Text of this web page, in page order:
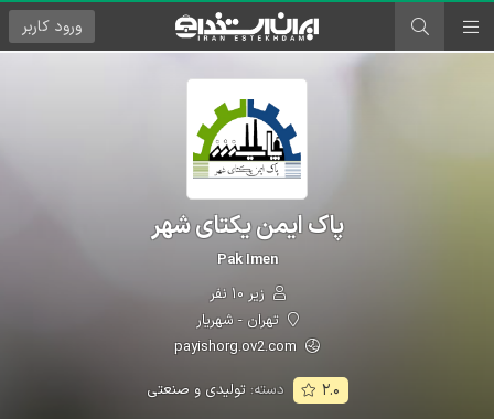
ورود کاربر
پاک ایمن یکتای شهر
Pak Imen
زیر ۱۰ نفر
تهران - شهریار
۲.۰ دسته:تولیدی و صنعتی